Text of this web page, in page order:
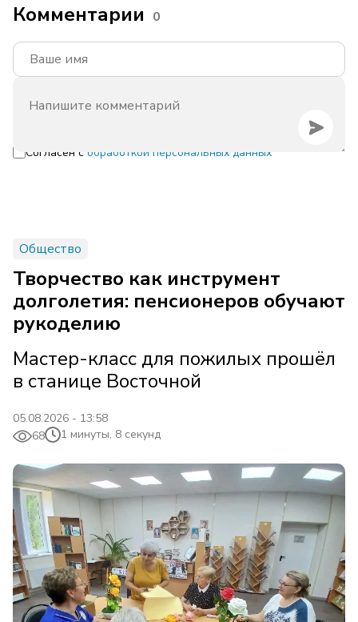
Комментарии 0
Согласен с обработкой персональных данных
Общество
Творчество как инструмент
долголетия: пенсионеров обучают
рукоделию
Мастер-класс для пожилых прошёл
в станице Восточной
05.08.2026 - 13:58
68
1 минуты, 8 секунд